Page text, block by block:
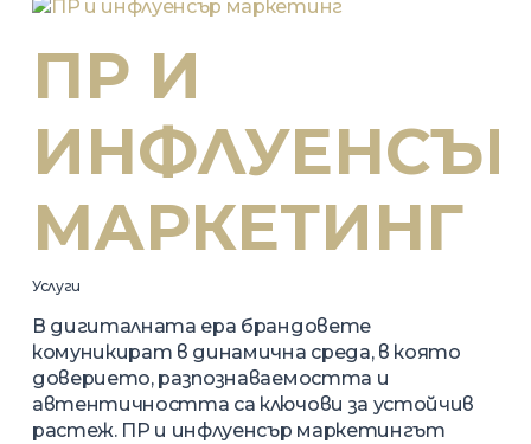
ПР И
ИНФЛУЕНСЪР
МАРКЕТИНГ
Услуги
В дигиталната ера брандовете
комуникират в динамична среда, в която
доверието, разпознаваемостта и
автентичността са ключови за устойчив
растеж. ПР и инфлуенсър маркетингът